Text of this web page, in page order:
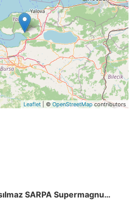
Leaflet | © OpenStreetMapcontributors
Sarsılmaz SARPA Supermagnum Pompalı